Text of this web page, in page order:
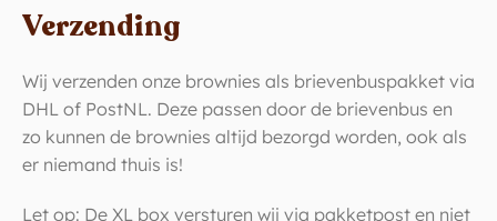
Verzending
Wij verzenden onze brownies als brievenbuspakket via
DHL of PostNL. Deze passen door de brievenbus en
zo kunnen de brownies altijd bezorgd worden, ook als
er niemand thuis is!
Let op: De XL box versturen wij via pakketpost en niet